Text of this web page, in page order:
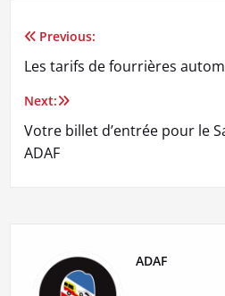
Navigation
de
l’article
Previous:
Les tarifs de fourrières
Next:
Votre billet d’entrée pour le
ADAF
ADAF